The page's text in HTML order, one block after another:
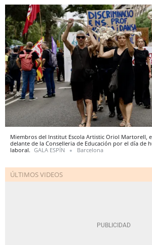
Miembros del Institut Escola Artistic Oriol Martorell,
delante de la Conselleria de Educación por el día de
laboral. GALA ESPÍN Barcelona